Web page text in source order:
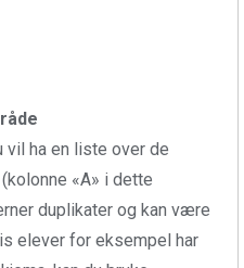
vil ha en liste over de
«A» i dette
duplikater og kan være
elever for eksempel har